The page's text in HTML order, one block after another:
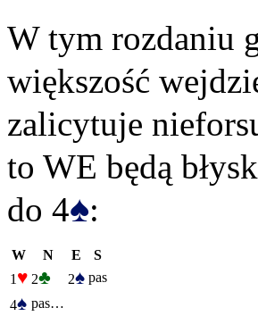
W tym rozdaniu
większość
zalicytuje
to WE będą
do 4♠:
W N E
S
1 ♥ 2♣ 2♠ pas
4♠ pas…